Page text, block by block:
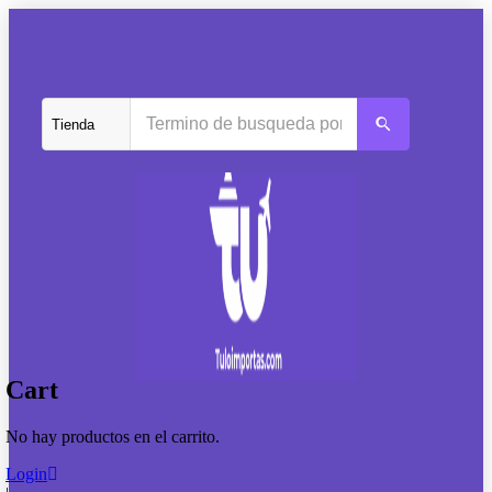
Cart
No hay productos en el carrito.
Login